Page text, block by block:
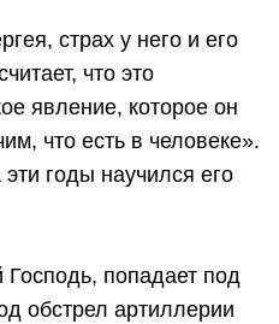
страх у него и его
что это
явление, которое он
что есть в человеке».
годы научился его
попадает под
обстрел артиллерии